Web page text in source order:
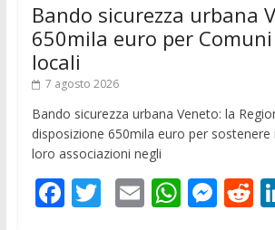
Bando sicurezza urbana
650mila euro per Comuni
locali
7 agosto 2026
Bando sicurezza urbana Veneto: la
disposizione 650mila euro per sostenere
loro associazioni negli
F T E W M R